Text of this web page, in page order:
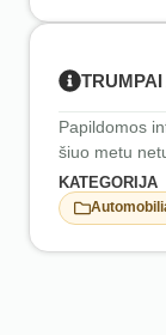
Papildomos
šiuo metu
KATEGORIJA